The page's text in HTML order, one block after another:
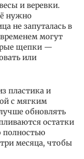
и веревки.
нужно
не запуталась в
могут
щепки —
или
пластика и
с мягким
обновлять
остатки
полностью
месяца, чтобы